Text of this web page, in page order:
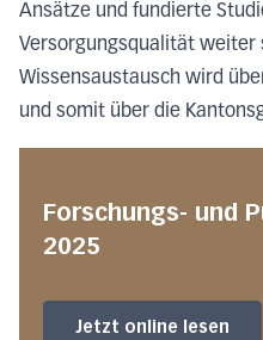
Ansätze und fundierte
Versorgungsqualität weiter
Wissensaustausch wird
und somit über die
Forschungs- und
2025
Jetzt online lesen